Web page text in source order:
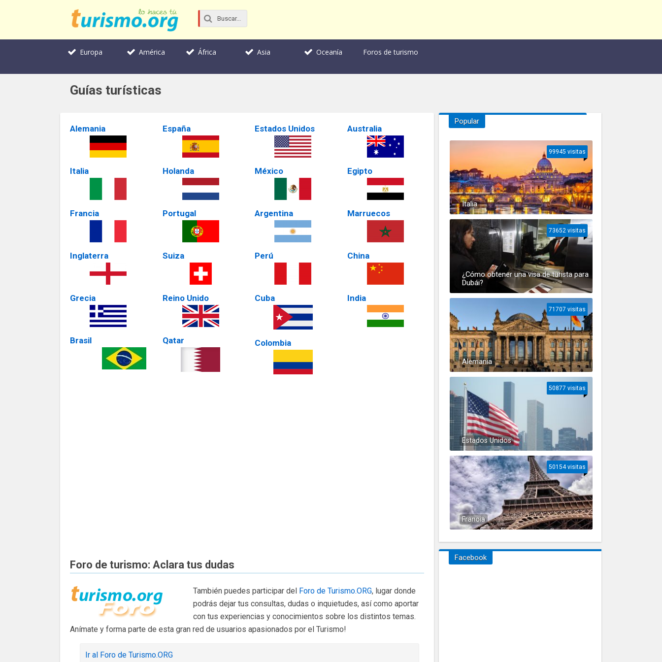
Europa América África Asia Oceanía Foros de turismo
Guías turísticas
Alemania
Italia
Francia
Inglaterra
Grecia
Brasil
España
Holanda
Portugal
Suiza
Reino Unido
Qatar
Estados Unidos
México
Argentina
Perú
Cuba
Colombia
Australia
Egipto
Marruecos
China
India
Foro de turismo: Aclara tus dudas
También puedes participar del Foro de Turismo.ORG, lugar donde
podrás dejar tus consultas, dudas o inquietudes, así como aportar
con tus experiencias y conocimientos sobre los distintos temas.
Anímate y forma parte de esta gran red de usuarios apasionados por el Turismo!
Ir al Foro de Turismo.ORG
Popular
Italia
99945 visitas
¿Cómo obtener una visa de turista para
Dubái?
73652 visitas
Alemania
71707 visitas
Estados Unidos
50877 visitas
Francia
50154 visitas
Facebook